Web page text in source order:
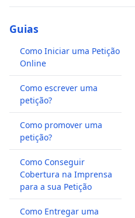
Guias
Como Iniciar uma Petição
Online
Como escrever uma
petição?
Como promover uma
petição?
Como Conseguir
Cobertura na Imprensa
para a sua Petição
Como Entregar uma